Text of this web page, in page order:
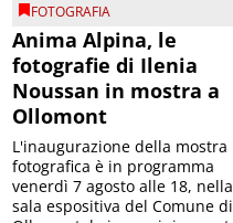
FOTOGRAFIA
Anima Alpina, le
fotografie di Ilenia
Noussan in mostra a
Ollomont
L'inaugurazione della mostra
fotografica è in programma
venerdì 7 agosto alle 18, nella
sala espositiva del Comune di